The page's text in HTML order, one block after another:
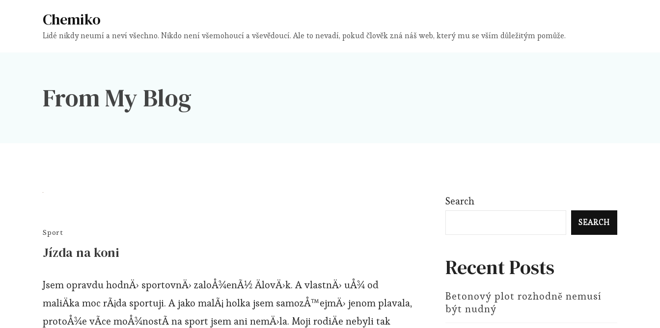
Chemiko
Lidé nikdy neumí a neví všechno. Nikdo není všemohoucí a vševědoucí. Ale to nevadí, pokud člověk zná náš web, který mu se vším důležitým pomůže.
From My Blog
Sport
Jízda na koni
Jsem opravdu hodnÄ› sportovnÄ› zaloÅ¾enÃ½ ÄlovÄ›k. A vlastnÄ› uÅ¾ od
maliÄka moc rÃ¡da sportuji. A jako malÃ¡ holka jsem samozÅ™ejmÄ› jenom plavala,
protoÅ¾e vÃ­ce moÅ¾nostÃ­ na sport jsem ani nemÄ›la. Moji rodiÄe nebyli tak
Search
SEARCH
Recent Posts
Betonový plot rozhodně nemusí
být nudný